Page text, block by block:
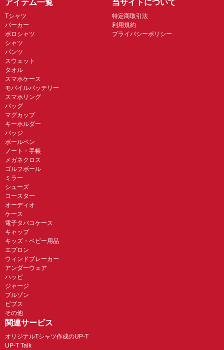
アイテム一覧
Tシャツ
パーカー
ポロシャツ
シャツ
パンツ
スウェット
タオル
スマホケース
モバイルバッテリー
スマホリング
バッグ
マグカップ
キーホルダー
バッジ
ボールペン
ノート・手帳
メガネクロス
ゴルフボール
ミラー
シューズ
コースター
オーディオ
ケース
電子タバコケース
キャップ
キッズ・ベビー用品
エプロン
ウィンドブレーカー
アンダーウェア
ハッピ
ジャージ
ブルゾン
ビブス
その他
当サイトについて
特定商取引法
利用規約
プライバシーポリシー
関連サービス
オリジナルTシャツ作成のUP-T
UP-T Talk